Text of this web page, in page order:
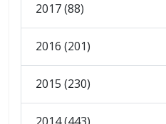
2017 (88)
2016 (201)
2015 (230)